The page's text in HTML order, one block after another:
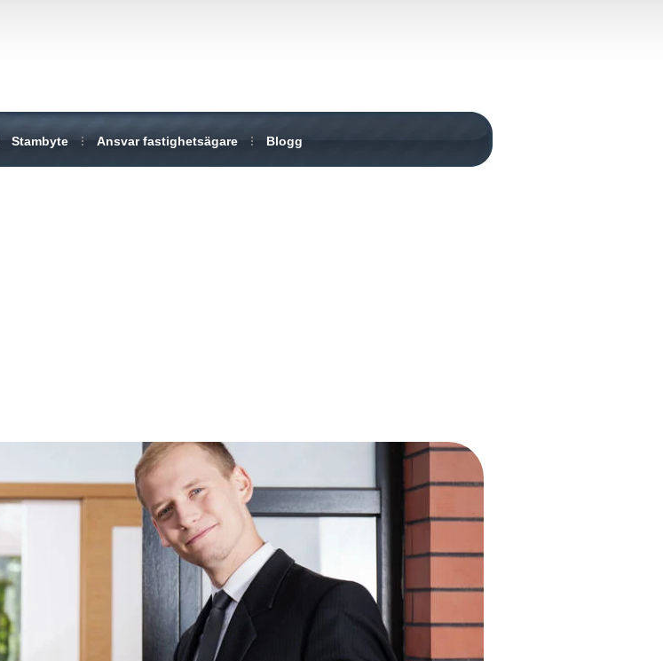
Stambyte Ansvar fastighetsägare Blogg